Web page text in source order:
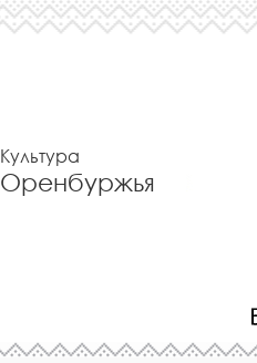
Культура
Оренбуржья